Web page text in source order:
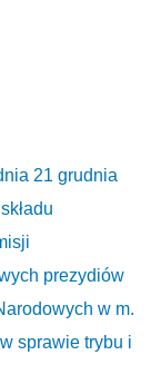
21 grudnia
prezydiów
w m.
sprawie trybu i